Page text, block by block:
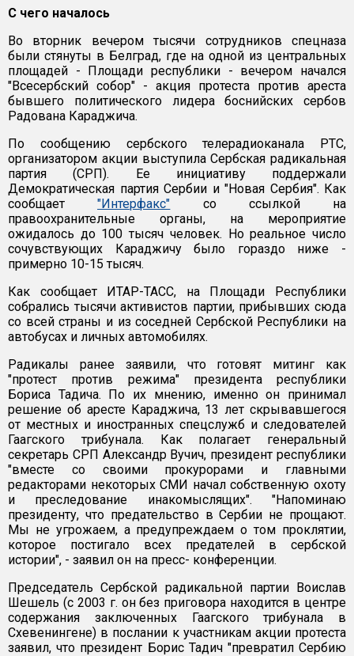
С чего началось
Во вторник вечером тысячи сотрудников спецназа
были стянуты в Белград, где на одной из центральных
площадей - Площади республики - вечером начался
"Всесербский собор" - акция протеста против ареста
бывшего политического лидера боснийских сербов
Радована Караджича.
По сообщению сербского телерадиоканала РТС,
организатором акции выступила Сербская радикальная
партия (СРП). Ее инициативу поддержали
Демократическая партия Сербии и "Новая Сербия". Как
сообщает"Интерфакс" со ссылкой на
правоохранительные органы, на мероприятие
ожидалось до 100 тысяч человек. Но реальное число
сочувствующих Караджичу было гораздо ниже -
примерно 10-15 тысяч.
Как сообщает ИТАР-ТАСС, на Площади Республики
собрались тысячи активистов партии, прибывших сюда
со всей страны и из соседней Сербской Республики на
автобусах и личных автомобилях.
Радикалы ранее заявили, что готовят митинг как
"протест против режима" президента республики
Бориса Тадича. По их мнению, именно он принимал
решение об аресте Караджича, 13 лет скрывавшегося
от местных и иностранных спецслужб и следователей
Гаагского трибунала. Как полагает генеральный
секретарь СРП Александр Вучич, президент республики
"вместе со своими прокурорами и главными
редакторами некоторых СМИ начал собственную охоту
и преследование инакомыслящих". "Напоминаю
президенту, что предательство в Сербии не прощают.
Мы не угрожаем, а предупреждаем о том проклятии,
которое постигало всех предателей в сербской
истории", - заявил он на пресс- конференции.
Председатель Сербской радикальной партии Воислав
Шешель (с 2003 г. он без приговора находится в центре
содержания заключенных Гаагского трибунала в
Схевенингене) в послании к участникам акции протеста
заявил, что президент Борис Тадич "превратил Сербию